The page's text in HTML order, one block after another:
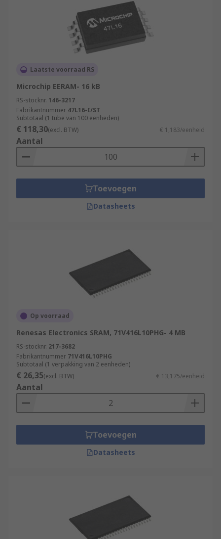
Laatste voorraad RS
Microchip EERAM- 16 kB
RS-stocknr. 146-3217
Fabrikantnummer 47L16-I/ST
Subtotaal (1 tube van 100 eenheden)
€ 118,30(excl. BTW) € 1,183/eenheid
Aantal
Toevoegen
Datasheets
Op voorraad
Renesas Electronics SRAM, 71V416L10PHG- 4 MB
RS-stocknr. 217-3682
Fabrikantnummer 71V416L10PHG
Subtotaal (1 verpakking van 2 eenheden)
€ 26,35(excl. BTW) € 13,175/eenheid
Aantal
Toevoegen
Datasheets